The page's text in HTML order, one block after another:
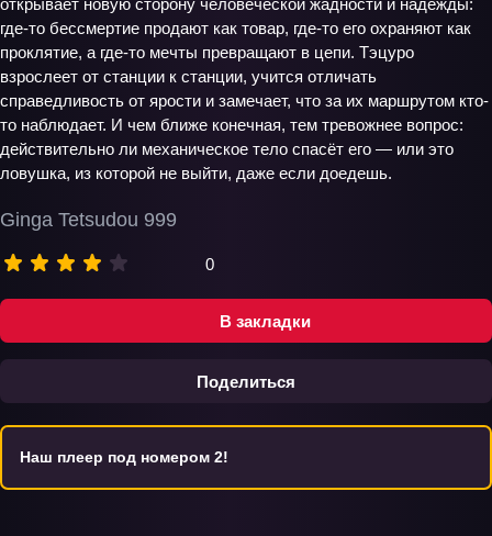
В закладки
Поделиться
Ginga Tetsudou 999
0
открывает новую сторону человеческой жадности и надежды:
где-то бессмертие продают как товар, где-то его охраняют как
проклятие, а где-то мечты превращают в цепи. Тэцуро
взрослеет от станции к станции, учится отличать
справедливость от ярости и замечает, что за их маршрутом кто-
то наблюдает. И чем ближе конечная, тем тревожнее вопрос:
действительно ли механическое тело спасёт его — или это
ловушка, из которой не выйти, даже если доедешь.
Наш плеер под номером 2!